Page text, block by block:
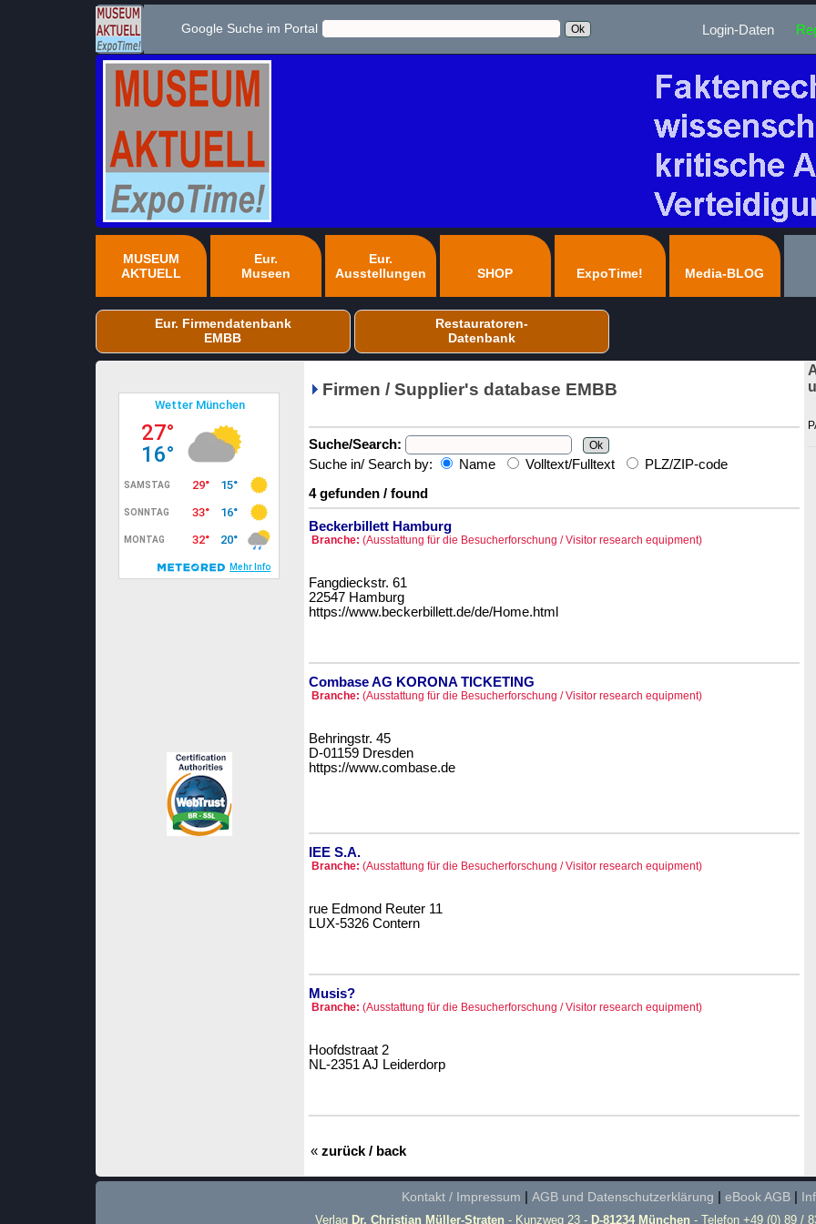
Google Suche im Portal Login-Daten
MUSEUM
AKTUELL
Eur.
Museen
Eur.
Ausstellungen
SHOP ExpoTime! Media-BLOG
Eur. Firmendatenbank
EMBB
Restauratoren-
Datenbank
Firmen / Supplier's database EMBB
Suche/Search:
Suche in/ Search by:
Name Volltext/Fulltext
PLZ/ZIP-code
4 gefunden / found
Beckerbillett Hamburg
Branche: (Ausstattung für die Besucherforschung / Visitor research equipment)
Fangdieckstr. 61
22547 Hamburg
https://www.beckerbillett.de/de/Home.html
Combase AG KORONA TICKETING
Branche: (Ausstattung für die Besucherforschung / Visitor research equipment)
Behringstr. 45
D-01159 Dresden
https://www.combase.de
IEE S.A.
Branche: (Ausstattung für die Besucherforschung / Visitor research equipment)
rue Edmond Reuter 11
LUX-5326 Contern
Musis?
Branche: (Ausstattung für die Besucherforschung / Visitor research equipment)
Hoofdstraat 2
NL-2351 AJ Leiderdorp
« zurück / back
Kontakt / Impressum AGB und Datenschutzerklärung eBook AGB|
Verlag Dr. Christian Müller-Straten - Kunzweg 23 - D-81234 München - Telefon +49 (0) 89 /